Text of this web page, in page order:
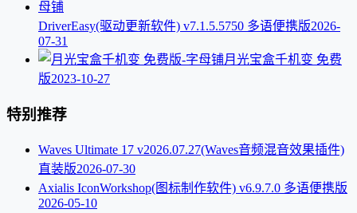
DriverEasy(驱动更新软件) v7.1.5.5750 多语便携版2026-
07-31
月光宝盒千机变 免费
版2023-10-27
特别推荐
Waves Ultimate 17 v2026.07.27(Waves音频混音效果插件)
直装版2026-07-30
Axialis IconWorkshop(图标制作软件) v6.9.7.0 多语便携版
2026-05-10